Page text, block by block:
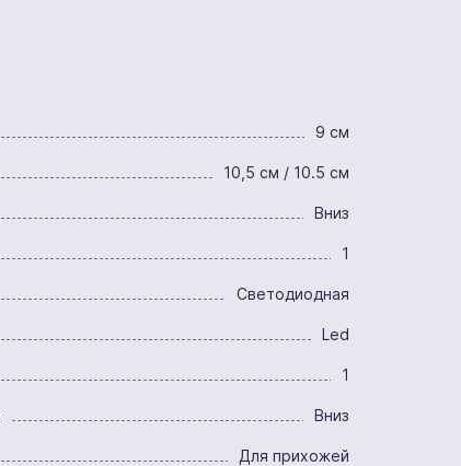
9 см
10,5 см / 10.5 см
Вниз
1
Светодиодная
Led
1
Вниз
Для прихожей